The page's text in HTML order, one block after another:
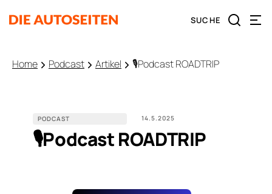
Home Podcast Artikel 🎙️Podcast ROADTRIP
PODCAST 14.5.2025
🎙️Podcast ROADTRIP